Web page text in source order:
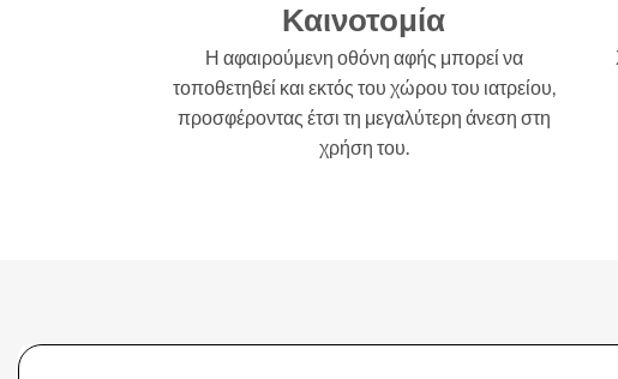
Καινοτομία
Η αφαιρούμενη οθόνη αφής μπορεί να
τοποθετηθεί και εκτός του χώρου του ιατρείου,
προσφέροντας έτσι τη μεγαλύτερη άνεση στη
χρήση του.